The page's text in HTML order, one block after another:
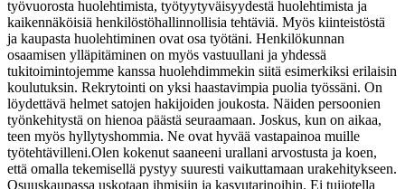
työvuorosta huolehtimista, työtyytyväisyydestä huolehtimista ja
kaikennäköisiä henkilöstöhallinnollisia tehtäviä. Myös kiinteistöstä
ja kaupasta huolehtiminen ovat osa työtäni. Henkilökunnan
osaamisen ylläpitäminen on myös vastuullani ja yhdessä
tukitoimintojemme kanssa huolehdimmekin siitä esimerkiksi erilaisin
koulutuksin. Rekrytointi on yksi haastavimpia puolia työssäni. On
löydettävä helmet satojen hakijoiden joukosta. Näiden persoonien
työnkehitystä on hienoa päästä seuraamaan. Joskus, kun on aikaa,
teen myös hyllytyshommia. Ne ovat hyvää vastapainoa muille
työtehtävilleni.Olen kokenut saaneeni urallani arvostusta ja koen,
että omalla tekemisellä pystyy suuresti vaikuttamaan urakehitykseen.
Osuuskaupassa uskotaan ihmisiin ja kasvutarinoihin. Ei tuijotella